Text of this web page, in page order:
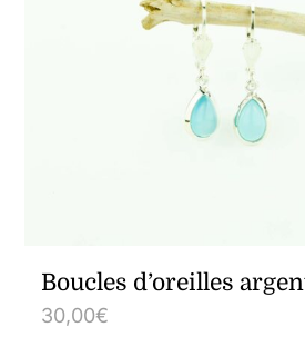
Boucles d’oreilles
30,00€